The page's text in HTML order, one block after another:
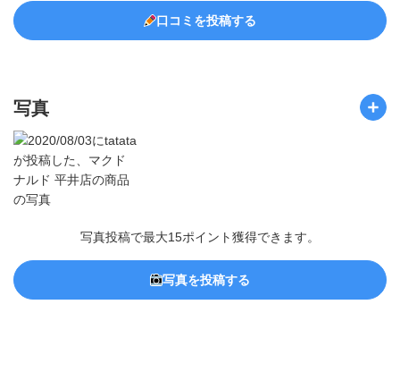
口コミを投稿する
写真
写真投稿で最大15ポイント獲得できます。
写真を投稿する